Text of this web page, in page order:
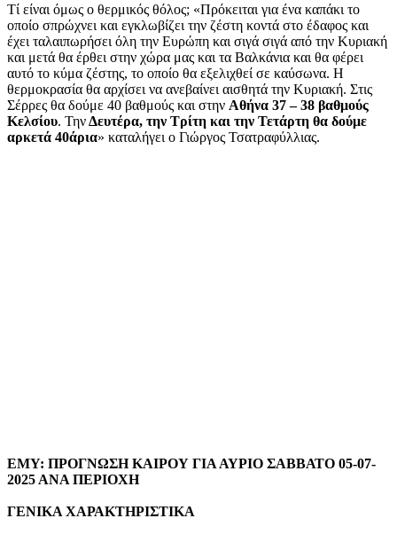
Τί είναι όμως ο θερμικός θόλος; «Πρόκειται για ένα καπάκι το
οποίο σπρώχνει και εγκλωβίζει την ζέστη κοντά στο έδαφος και
έχει ταλαιπωρήσει όλη την Ευρώπη και σιγά σιγά από την Κυριακή
και μετά θα έρθει στην χώρα μας και τα Βαλκάνια και θα φέρει
αυτό το κύμα ζέστης, το οποίο θα εξελιχθεί σε καύσωνα. Η
θερμοκρασία θα αρχίσει να ανεβαίνει αισθητά την Κυριακή. Στις
Σέρρες θα δούμε 40 βαθμούς και στην Αθήνα 37 – 38 βαθμούς
Κελσίου. ΤηνΔευτέρα, την Τρίτη και την Τετάρτη θα δούμε
αρκετά 40άρια» καταλήγει ο Γιώργος Τσατραφύλλιας.
ΕΜΥ: ΠΡΟΓΝΩΣΗ ΚΑΙΡΟΥ ΓΙΑ ΑΥΡΙΟ ΣΑΒΒΑΤΟ 05-07-
2025 ΑΝΑ ΠΕΡΙΟΧΗ
ΓΕΝΙΚΑ ΧΑΡΑΚΤΗΡΙΣΤΙΚΑ